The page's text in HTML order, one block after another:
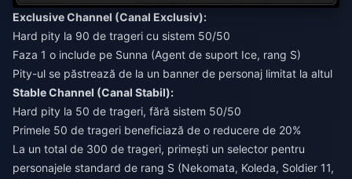
Exclusive Channel (Canal Exclusiv):
Hard pity la 90 de trageri cu sistem 50/50
Faza 1 o include pe Sunna (Agent de suport Ice, rang S)
Pity-ul se păstrează de la un banner de personaj limitat la altul
Stable Channel (Canal Stabil):
Hard pity la 50 de trageri, fără sistem 50/50
Primele 50 de trageri beneficiază de o reducere de 20%
La un total de 300 de trageri, primești un selector pentru
personajele standard de rang S (Nekomata, Koleda, Soldier 11,